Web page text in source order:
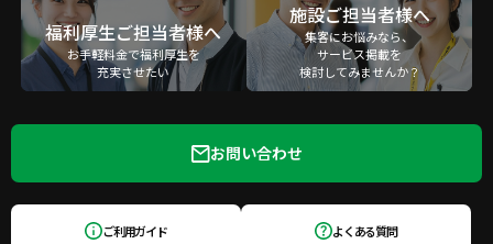
福利厚生ご担当者様へ
お手軽料金で福利厚生を
充実させたい
施設ご担当者様へ
集客にお悩みなら、
サービス掲載を
検討してみませんか？
お問い合わせ
ご利用ガイド よくある質問